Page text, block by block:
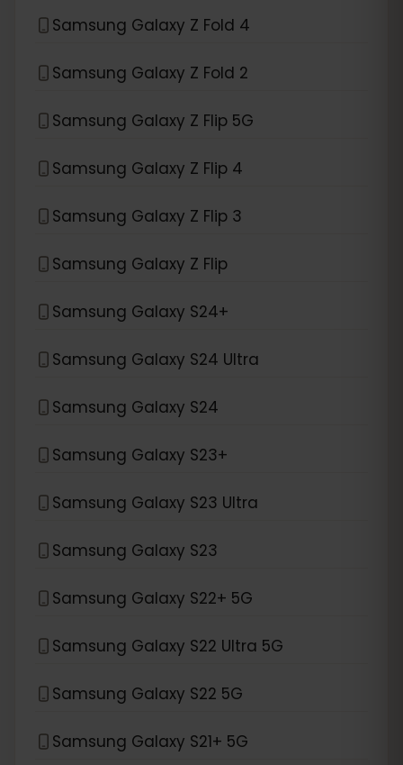
Samsung Galaxy Z Fold 4
Samsung Galaxy Z Fold 2
Samsung Galaxy Z Flip 5G
Samsung Galaxy Z Flip 4
Samsung Galaxy Z Flip 3
Samsung Galaxy Z Flip
Samsung Galaxy S24+
Samsung Galaxy S24 Ultra
Samsung Galaxy S24
Samsung Galaxy S23+
Samsung Galaxy S23 Ultra
Samsung Galaxy S23
Samsung Galaxy S22+ 5G
Samsung Galaxy S22 Ultra 5G
Samsung Galaxy S22 5G
Samsung Galaxy S21+ 5G